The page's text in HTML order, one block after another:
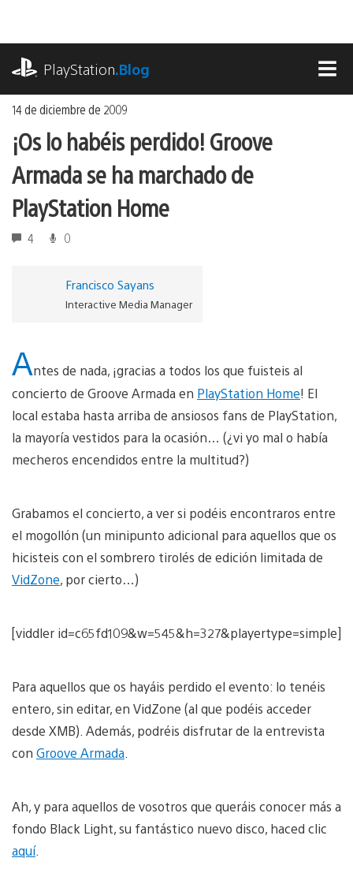
contenido
PlayStation.Blog
14 de diciembre de 2009
¡Os lo habéis perdido! Groove
Armada se ha marchado de
PlayStation Home
4 0
Francisco Sayans
Interactive Media Manager
Antes de nada, ¡gracias a todos los que fuisteis al
concierto de Groove Armada en PlayStation Home! El
local estaba hasta arriba de ansiosos fans de PlayStation,
la mayoría vestidos para la ocasión… (¿vi yo mal o había
mecheros encendidos entre la multitud?)
Grabamos el concierto, a ver si podéis encontraros entre
el mogollón (un minipunto adicional para aquellos que os
hicisteis con el sombrero tirolés de edición limitada de
VidZone, por cierto…)
[viddler id=c65fd109&w=545&h=327&playertype=simple]
Para aquellos que os hayáis perdido el evento: lo tenéis
entero, sin editar, en VidZone (al que podéis acceder
desde XMB). Además, podréis disfrutar de la entrevista
con Groove Armada
Ah, y para aquellos de vosotros que queráis conocer más a
fondo Black Light, su fantástico nuevo disco, haced clic
aquí.